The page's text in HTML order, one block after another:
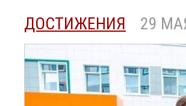
ДОСТИЖЕНИЯ 29